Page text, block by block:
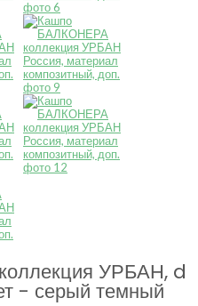
УРБАН, d
- серый темный